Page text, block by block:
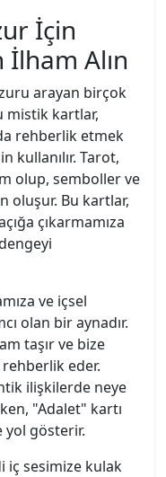
İçin
Alın
arayan birçok
mistik kartlar,
rehberlik etmek
kullanılır. Tarot,
olup, semboller ve
oluşur. Bu kartlar,
çıkarmamıza
ve içsel
olan bir aynadır.
taşır ve bize
eder.
ilişkilerde neye
"Adalet" kartı
yol gösterir.
iç sesimize kulak